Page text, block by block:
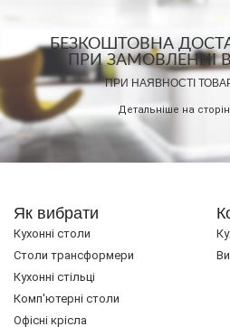
БЕЗКОШТОВНА
ПРИ ЗАМОВЛЕННІ
ПРИ НАЯВНОСТІ
Детальніше на
Як вибрати
Кухонні столи
Cтоли трансформери
Кухонні стільці
Комп'ютерні столи
Офісні крісла